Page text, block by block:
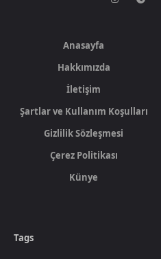
Anasayfa
Hakkımızda
İletişim
Şartlar ve Kullanım Koşulları
Gizlilik Sözleşmesi
Çerez Politikası
Künye
Tags